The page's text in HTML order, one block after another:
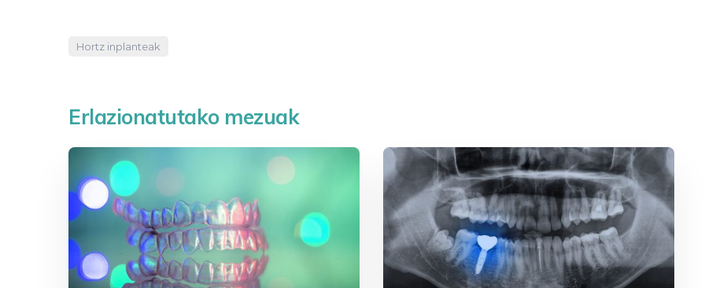
Hortz inplanteak
Erlazionatutako mezuak